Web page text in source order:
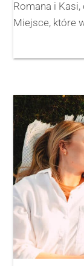
Romana i
Miejsce, które